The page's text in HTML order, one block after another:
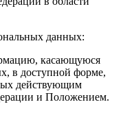
данных:
касающуюся
в доступной форме,
действующим
и Положением.